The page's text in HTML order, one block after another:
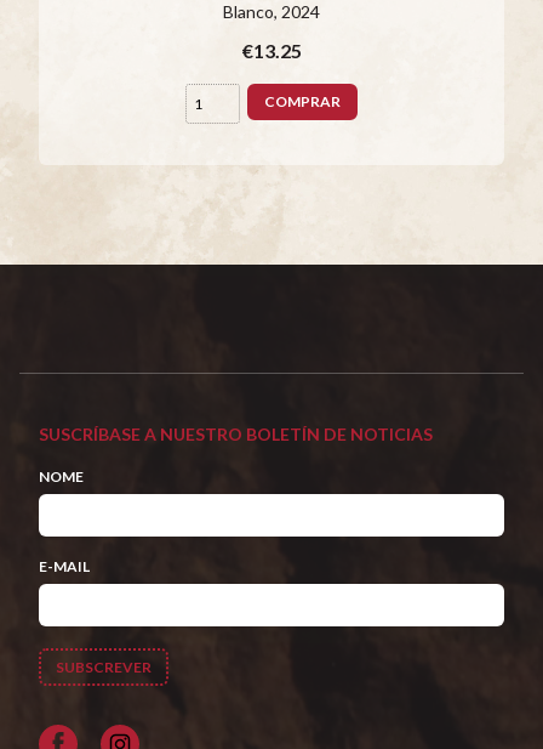
Blanco, 2024
€13.25
COMPRAR
SUSCRÍBASE A NUESTRO BOLETÍN DE NOTICIAS
NOME
E-MAIL
Facebook